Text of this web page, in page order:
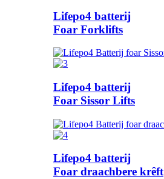
Lifepo4 batterij
Foar Forklifts
Lifepo4 batterij
Foar Sissor Lifts
Lifepo4 batterij
Foar draachbere krêft